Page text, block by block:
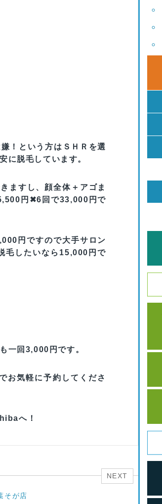
！という方はＳＨＲを選
に脱毛しています。
ますし、顔全体＋アゴま
円✖6回で33,000円で
円ですので大手サロン
毛したいなら15,000円で
一回3,000円です。
お気軽に予約してくださ
へ！
NEXT
そが店